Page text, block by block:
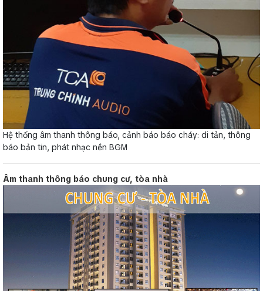
Hệ thống âm thanh thông báo, cảnh báo báo cháy: di tản, thông
báo bản tin, phát nhạc nền BGM
Âm thanh thông báo chung cư, tòa nhà